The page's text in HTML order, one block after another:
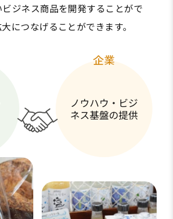
ジネス商品を開発することがで
につなげることができます。
企業
ノウハウ・ビジ
ネス基盤の提供